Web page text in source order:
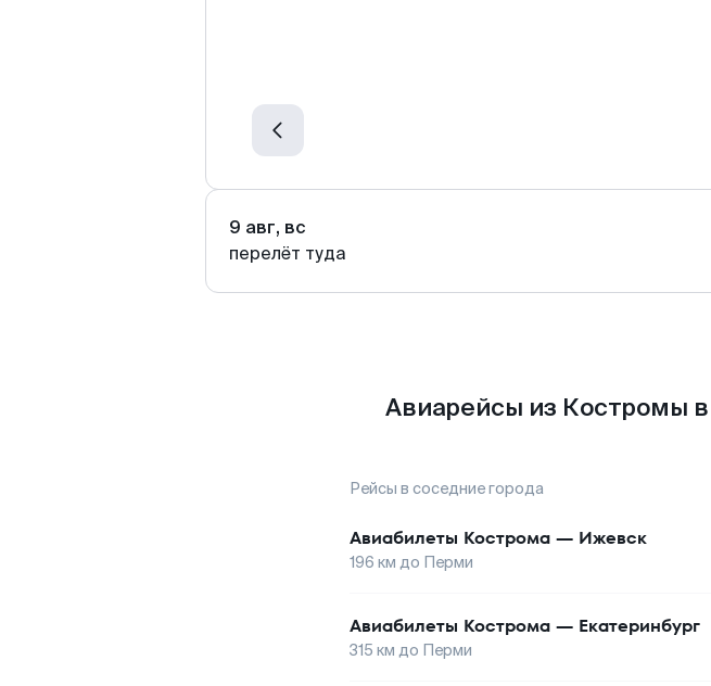
9 авг, вс
перелёт туда
Авиарейсы из Костромы
Рейсы в соседние города
Авиабилеты Кострома — Ижевск
196 км до Перми
Авиабилеты Кострома — Екатеринбург
315 км до Перми